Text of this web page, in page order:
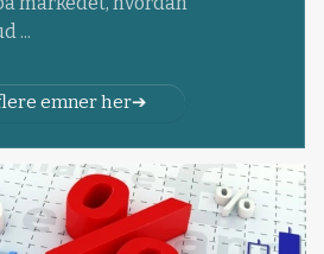
...
emner her